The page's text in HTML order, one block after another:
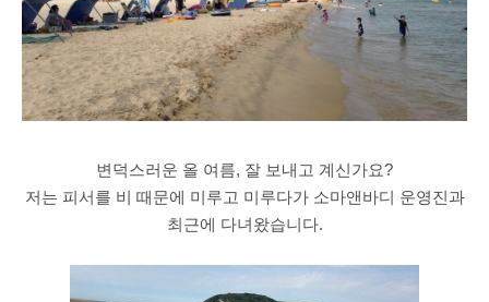
변덕스러운 올 여름, 잘 보내고 계신가요?
저는 피서를 비 때문에 미루고 미루다가 소마앤바디 운영진과
최근에 다녀왔습니다.